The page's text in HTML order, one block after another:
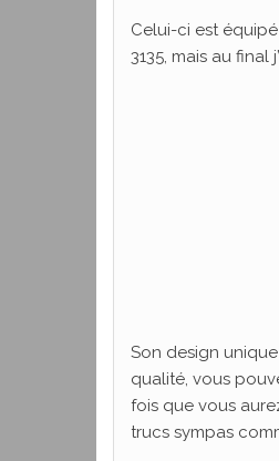
Celui-ci est
3135, mais au final
Son design
qualité, vous
fois que vous
trucs sympas